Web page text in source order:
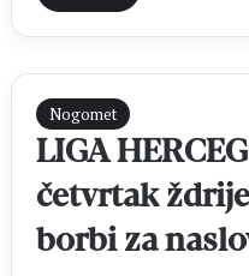
Nogomet
LIGA
četvrtak
borbi za